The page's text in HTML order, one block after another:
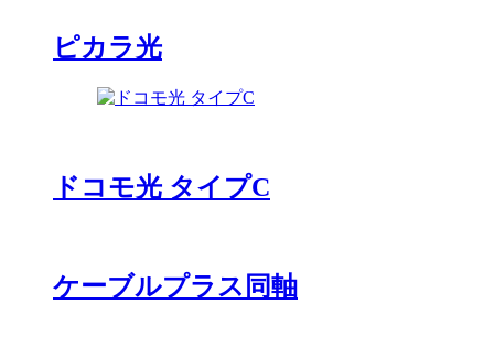
ピカラ光
ドコモ光 タイプC
ケーブルプラス同軸